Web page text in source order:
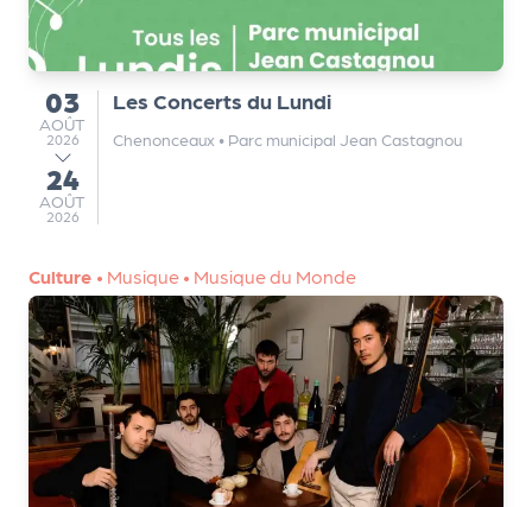
du
03
AOÛT
AOÛT
2026
au
24
AOÛT
AOÛT
2026
Les Concerts du Lundi
Chenonceaux • Parc municipal Jean Castagnou
Culture • Musique • Musique du Monde
e
n
ir